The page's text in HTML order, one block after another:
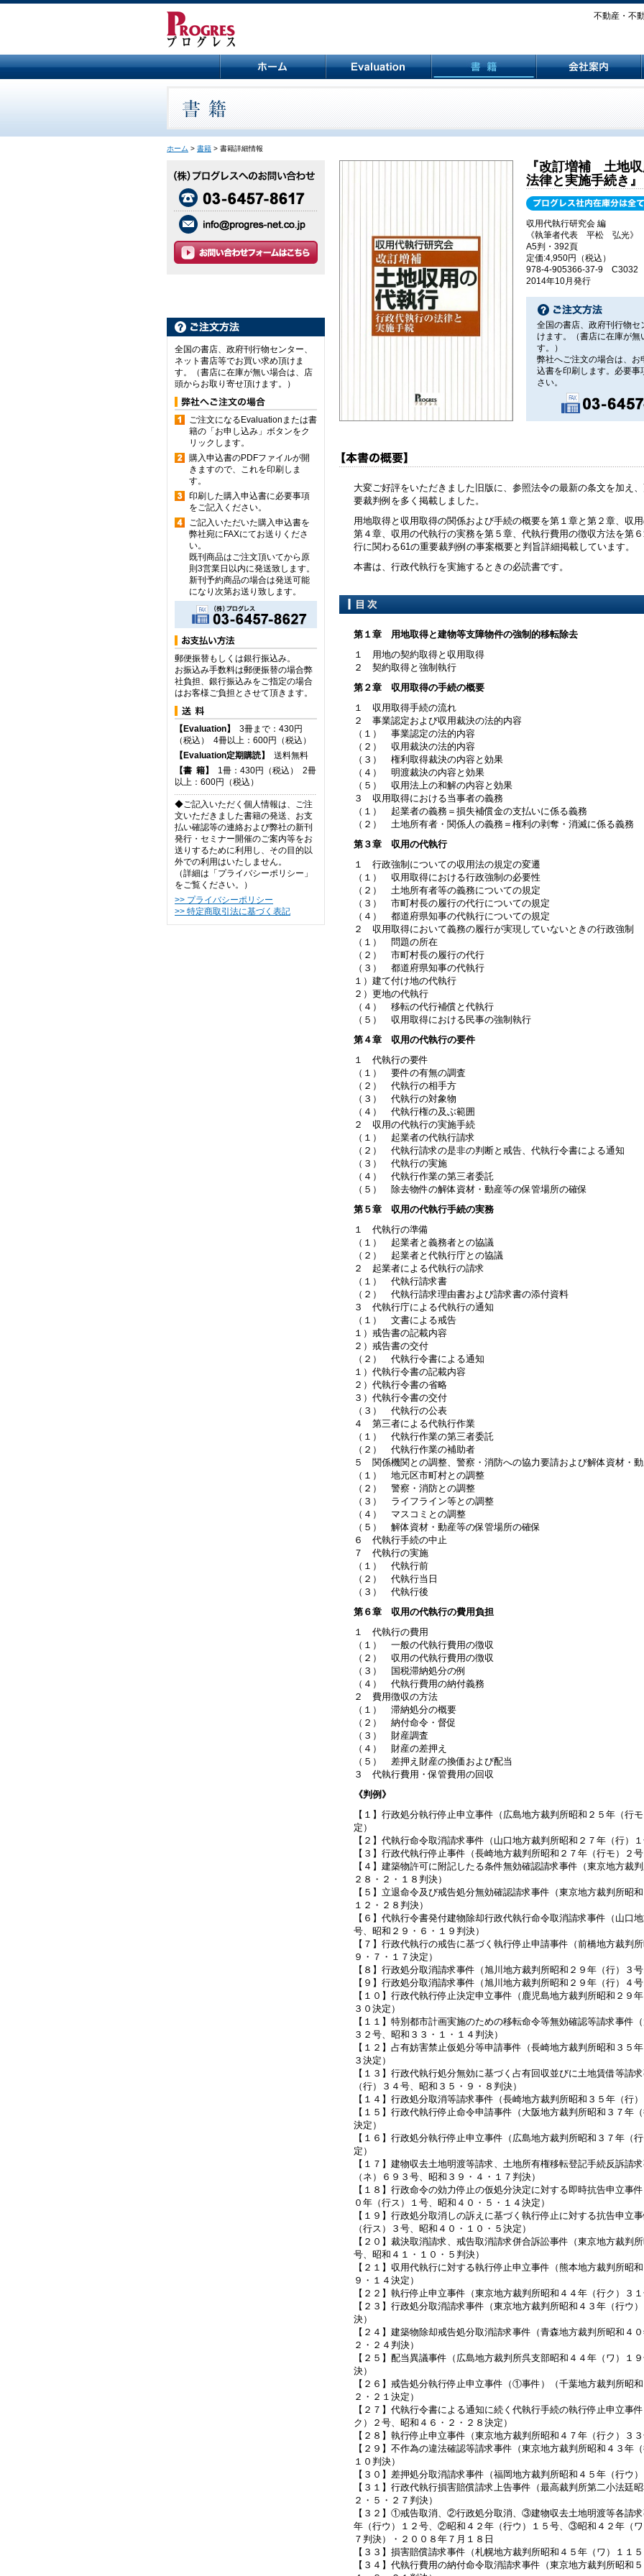
不動産・不
ホーム > 書籍 > 書籍詳細情報
全国の書店、政府刊行物センター、
ネット書店等でお買い求め頂けま
す。（書店に在庫が無い場合は、店
頭からお取り寄せ頂けます。）
ご注文になるEvaluationまたは書
籍の「お申し込み」ボタンをク
リックします。
購入申込書のPDFファイルが開
きますので、これを印刷しま
す。
印刷した購入申込書に必要事項
をご記入ください。
ご記入いただいた購入申込書を
弊社宛にFAXにてお送りくださ
い。
既刊商品はご注文頂いてから原
則3営業日以内に発送致します。
新刊予約商品の場合は発送可能
になり次第お送り致します。
郵便振替もしくは銀行振込み。
お振込み手数料は郵便振替の場合弊
社負担、銀行振込みをご指定の場合
はお客様ご負担とさせて頂きます。
【Evaluation】
3冊まで：430円
（税込） 4冊以上：600円（税込）
【Evaluation定期購読】
送料無料
【書 籍】
1冊：430円（税込） 2冊
以上：600円（税込）
◆ご記入いただく個人情報は、ご注
文いただきました書籍の発送、お支
払い確認等の連絡および弊社の新刊
発行・セミナー開催のご案内等をお
送りするために利用し、その目的以
外での利用はいたしません。
（詳細は「プライバシーポリシー」
をご覧ください。）
>> プライバシーポリシー
>> 特定商取引法に基づく表記
『改訂増補 土地
法律と実施手続き』
収用代執行研究会 編
《執筆者代表 平松 弘光》
A5判・392頁
定価:4,950円（税込）
978-4-905366-37-9 C3032
2014年10月発行
全国の書店、政府刊行物
けます。（書店に在庫が無
す。）
弊社へご注文の場合は、お
込書を印刷します。必要事
さい。
大変ご好評をいただきました旧版に、参照法令の最新の条文を加え
要裁判例を多く掲載しました。
用地取得と収用取得の関係および手続の概要を第１章と第２章、収
第４章、収用の代執行の実務を第５章、代執行費用の徴収方法を第
行に関わる61の重要裁判例の事案概要と判旨詳細掲載しています。
本書は、行政代執行を実施するときの必読書です。
第１章 用地取得と建物等支障物件の強制的移転除去
１ 用地の契約取得と収用取得
２ 契約取得と強制執行
第２章 収用取得の手続の概要
１ 収用取得手続の流れ
２ 事業認定および収用裁決の法的内容
（１） 事業認定の法的内容
（２） 収用裁決の法的内容
（３） 権利取得裁決の内容と効果
（４） 明渡裁決の内容と効果
（５） 収用法上の和解の内容と効果
３ 収用取得における当事者の義務
（１） 起業者の義務＝損失補償金の支払いに係る義務
（２） 土地所有者・関係人の義務＝権利の剥奪・消滅に係る義務
第３章 収用の代執行
１ 行政強制についての収用法の規定の変遷
（１） 収用取得における行政強制の必要性
（２） 土地所有者等の義務についての規定
（３） 市町村長の履行の代行についての規定
（４） 都道府県知事の代執行についての規定
２ 収用取得において義務の履行が実現していないときの行政強制
（１） 問題の所在
（２） 市町村長の履行の代行
（３） 都道府県知事の代執行
１）建て付け地の代執行
２）更地の代執行
（４） 移転の代行補償と代執行
（５） 収用取得における民事の強制執行
第４章 収用の代執行の要件
１ 代執行の要件
（１） 要件の有無の調査
（２） 代執行の相手方
（３） 代執行の対象物
（４） 代執行権の及ぶ範囲
２ 収用の代執行の実施手続
（１） 起業者の代執行請求
（２） 代執行請求の是非の判断と戒告、代執行令書による通知
（３） 代執行の実施
（４） 代執行作業の第三者委託
（５） 除去物件の解体資材・動産等の保管場所の確保
第５章 収用の代執行手続の実務
１ 代執行の準備
（１） 起業者と義務者との協議
（２） 起業者と代執行庁との協議
２ 起業者による代執行の請求
（１） 代執行請求書
（２） 代執行請求理由書および請求書の添付資料
３ 代執行庁による代執行の通知
（１） 文書による戒告
１）戒告書の記載内容
２）戒告書の交付
（２） 代執行令書による通知
１）代執行令書の記載内容
２）代執行令書の省略
３）代執行令書の交付
（３） 代執行の公表
４ 第三者による代執行作業
（１） 代執行作業の第三者委託
（２） 代執行作業の補助者
５ 関係機関との調整、警察・消防への協力要請および解体資材・
（１） 地元区市町村との調整
（２） 警察・消防との調整
（３） ライフライン等との調整
（４） マスコミとの調整
（５） 解体資材・動産等の保管場所の確保
６ 代執行手続の中止
７ 代執行の実施
（１） 代執行前
（２） 代執行当日
（３） 代執行後
第６章 収用の代執行の費用負担
１ 代執行の費用
（１） 一般の代執行費用の徴収
（２） 収用の代執行費用の徴収
（３） 国税滞納処分の例
（４） 代執行費用の納付義務
２ 費用徴収の方法
（１） 滞納処分の概要
（２） 納付命令・督促
（３） 財産調査
（４） 財産の差押え
（５） 差押え財産の換価および配当
３ 代執行費用・保管費用の回収
《判例》
【１】行政処分執行停止申立事件（広島地方裁判所昭和２５年（行
定）
【２】代執行命令取消請求事件（山口地方裁判所昭和２７年（行）
【３】行政代執行停止事件（長崎地方裁判所昭和２７年（行モ）２
【４】建築物許可に附記したる条件無効確認請求事件（東京地方裁
２８・２・１８判決）
【５】立退命令及び戒告処分無効確認請求事件（東京地方裁判所昭
１２・２８判決）
【６】代執行令書発付建物除却行政代執行命令取消請求事件（山口
号、昭和２９・６・１９判決）
【７】行政代執行の戒告に基づく執行停止申請事件（前橋地方裁判
９・７・１７決定）
【８】行政処分取消請求事件（旭川地方裁判所昭和２９年（行）３
【９】行政処分取消請求事件（旭川地方裁判所昭和２９年（行）４
【１０】行政代執行停止決定申立事件（鹿児島地方裁判所昭和２９
３０決定）
【１１】特別都市計画実施のための移転命令等無効確認等請求事件
３２号、昭和３３・１・１４判決）
【１２】占有妨害禁止仮処分等申請事件（長崎地方裁判所昭和３５
３決定）
【１３】行政代執行処分無効に基づく占有回収並びに土地賃借等請
（行）３４号、昭和３５・９・８判決）
【１４】行政処分取消等請求事件（長崎地方裁判所昭和３５年（行
【１５】行政代執行停止命令申請事件（大阪地方裁判所昭和３７年
決定）
【１６】行政処分執行停止申立事件（広島地方裁判所昭和３７年（
定）
【１７】建物収去土地明渡等請求、土地所有権移転登記手続反訴請
（ネ）６９３号、昭和３９・４・１７判決）
【１８】行政命令の効力停止の仮処分決定に対する即時抗告申立事
０年（行ス）１号、昭和４０・５・１４決定）
【１９】行政処分取消しの訴えに基づく執行停止に対する抗告申立
（行ス）３号、昭和４０・１０・５決定）
【２０】裁決取消請求、戒告取消請求併合訴訟事件（東京地方裁判
号、昭和４１・１０・５判決）
【２１】収用代執行に対する執行停止申立事件（熊本地方裁判所昭
９・１４決定）
【２２】執行停止申立事件（東京地方裁判所昭和４４年（行ク）３
【２３】行政処分取消請求事件（東京地方裁判所昭和４３年（行ウ
決）
【２４】建築物除却戒告処分取消請求事件（青森地方裁判所昭和４
２・２４判決）
【２５】配当異議事件（広島地方裁判所呉支部昭和４４年（ワ）１
決）
【２６】戒告処分執行停止申立事件（①事件）（千葉地方裁判所昭
２・２１決定）
【２７】代執行令書による通知に続く代執行手続の執行停止申立事
ク）２号、昭和４６・２・２８決定）
【２８】執行停止申立事件（東京地方裁判所昭和４７年（行ク）３
【２９】不作為の違法確認等請求事件（東京地方裁判所昭和４３年
１０判決）
【３０】差押処分取消請求事件（福岡地方裁判所昭和４５年（行ウ
【３１】行政代執行損害賠償請求上告事件（最高裁判所第二小法廷
２・５・２７判決）
【３２】①戒告取消、②行政処分取消、③建物収去土地明渡等各請
年（行ウ）１２号、②昭和４２年（行ウ）１５号、③昭和４２年（
７判決）・２００８年７月１８日
【３３】損害賠償請求事件（札幌地方裁判所昭和４５年（ワ）１１
【３４】代執行費用の納付命令取消請求事件（東京地方裁判所昭和